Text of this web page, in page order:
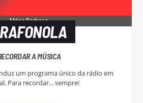
A MÚSICA
um programa único da rádio em
Para recordar... sempre!